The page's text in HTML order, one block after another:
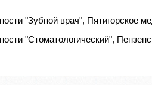
"Зубной врач", Пятигорское
"Стоматологический",